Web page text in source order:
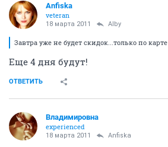
Anfiska
veteran
18 марта 2011 Alby
Завтра уже не будет скидок...только по карте
Еще 4 дня будут!
ОТВЕТИТЬ
Владимировна
experienced
18 марта 2011 Anfiska